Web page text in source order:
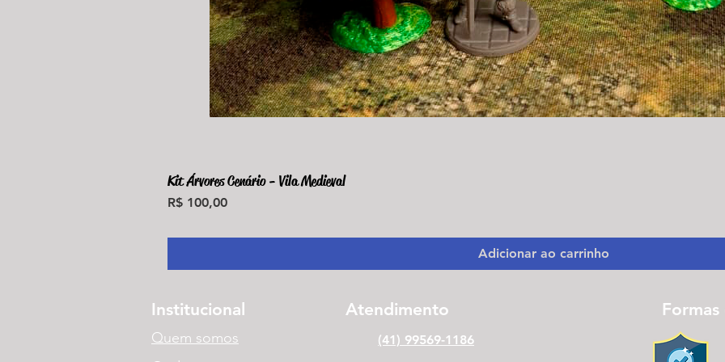
Kit Árvores Cenário - Vila Medieval
Preço
R$ 100,00
Adicionar ao carrinho
Institucional Atendimento
Quem somos (41) 99569-1186